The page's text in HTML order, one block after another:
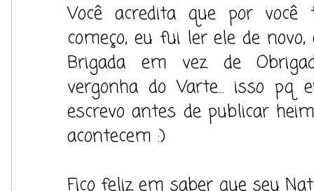
Você acredita que por
começo, eu fui ler ele de
Brigada em vez de
vergonha do Varte... isso pq
escrevo antes de publicar
acontecem :)
Fico feliz em saber que seu